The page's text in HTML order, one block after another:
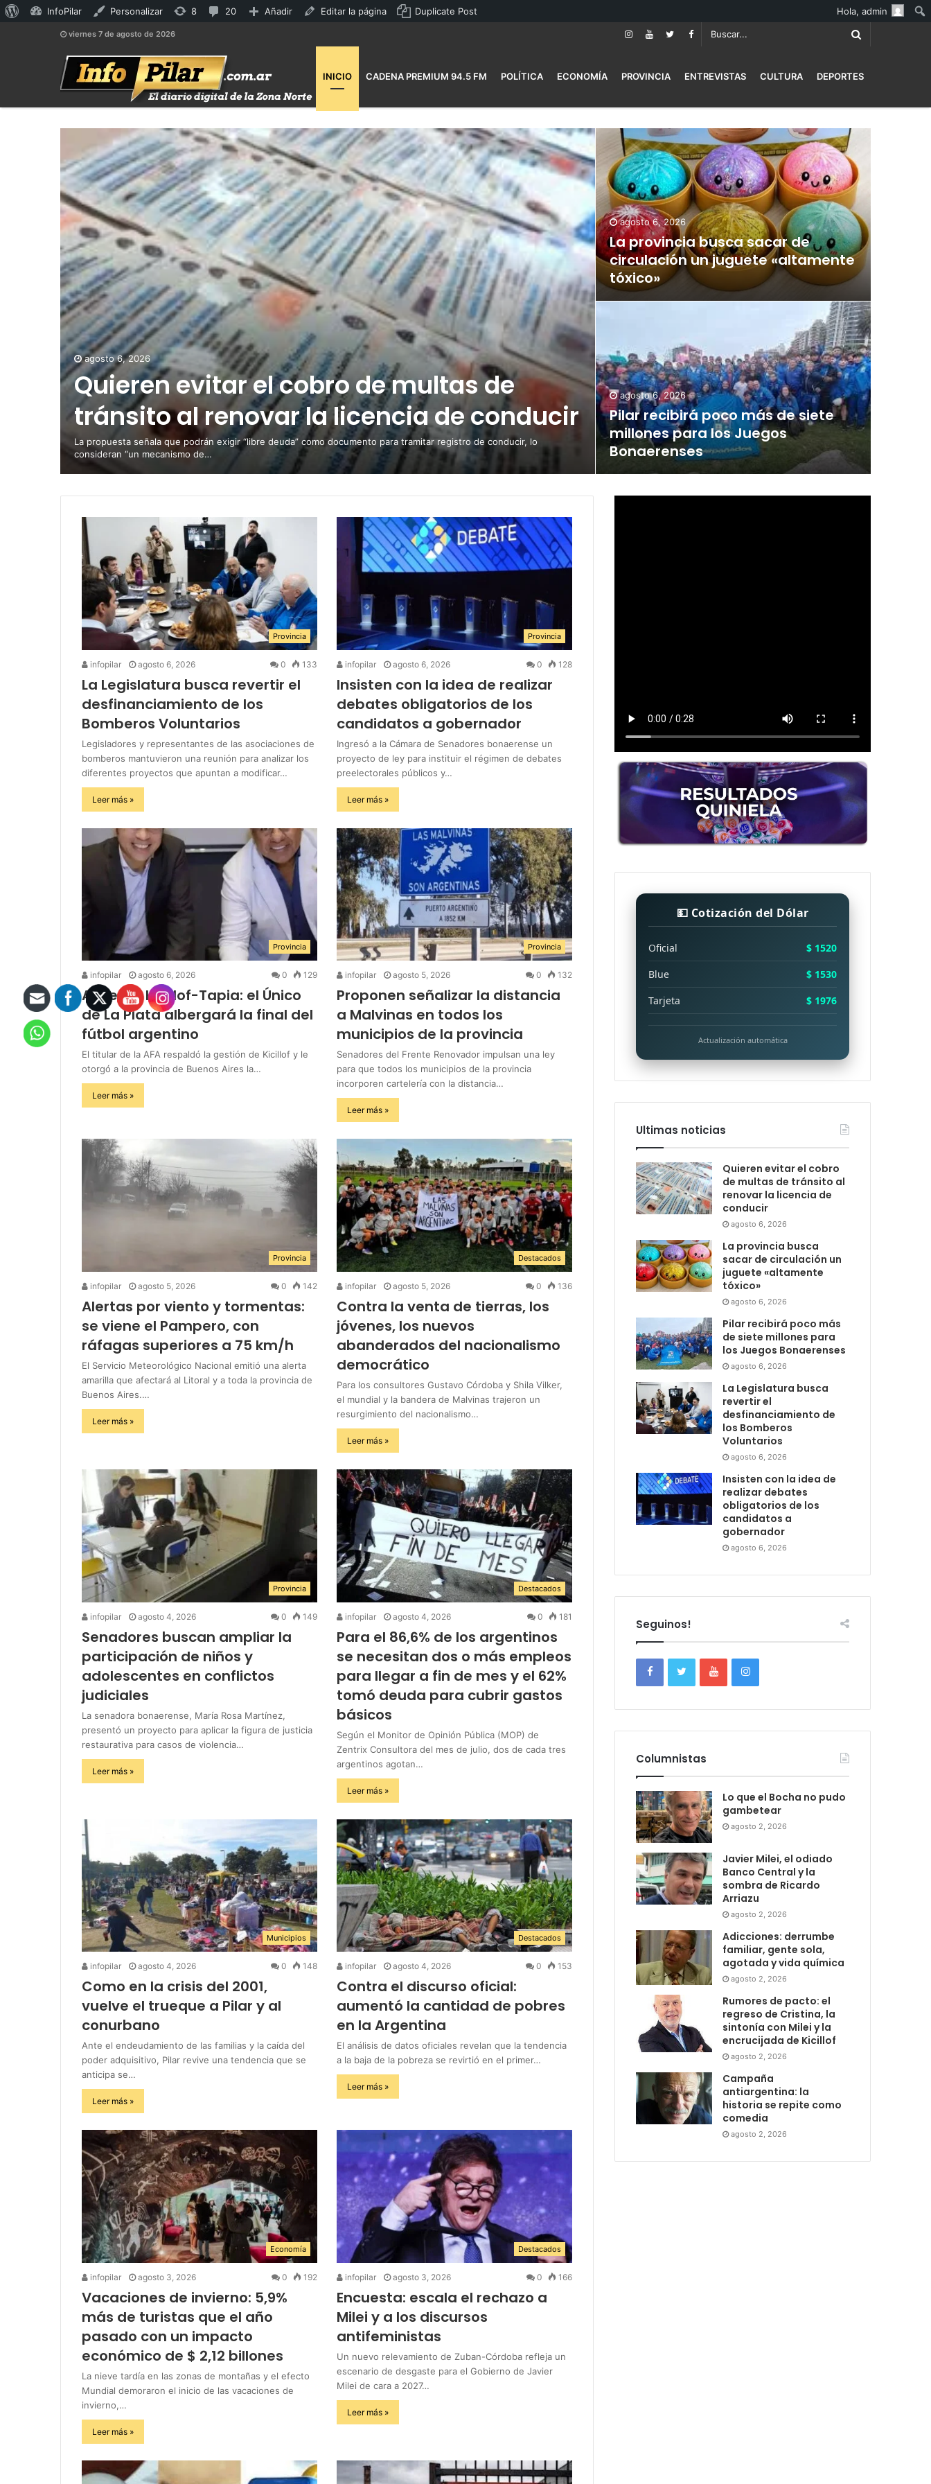
viernes 7 de agosto de 2026
INICIO CADENA PREMIUM 94.5 FM POLÍTICA ECONOMÍA PROVINCIA ENTREVISTAS CULTURA DEPORTES
agosto 6, 2026
Quieren evitar el cobro de multas de
tránsito al renovar la licencia de conducir
La propuesta señala que podrán exigir “libre deuda” como documento para tramitar registro de conducir, lo
consideran “un mecanismo de…
agosto 6, 2026
La provincia busca sacar de
circulación un juguete «altamente
tóxico»
agosto 6, 2026
Pilar recibirá poco más de siete
millones para los Juegos
Bonaerenses
Provincia
infopilar agosto 6, 2026 0 133
La Legislatura busca revertir el
desfinanciamiento de los
Bomberos Voluntarios
Legisladores y representantes de las asociaciones de
bomberos mantuvieron una reunión para analizar los
diferentes proyectos que apuntan a modificar…
Leer más »
Provincia
infopilar agosto 6, 2026 0 128
Insisten con la idea de realizar
debates obligatorios de los
candidatos a gobernador
Ingresó a la Cámara de Senadores bonaerense un
proyecto de ley para instituir el régimen de debates
preelectorales públicos y…
Leer más »
Provincia
infopilar agosto 6, 2026 0 129
Acuerdo Kicillof-Tapia: el Único
de La Plata albergará la final del
fútbol argentino
El titular de la AFA respaldó la gestión de Kicillof y le
otorgó a la provincia de Buenos Aires la…
Leer más »
Provincia
infopilar agosto 5, 2026 0 132
Proponen señalizar la distancia
a Malvinas en todos los
municipios de la provincia
Senadores del Frente Renovador impulsan una ley
para que todos los municipios de la provincia
incorporen cartelería con la distancia…
Leer más »
Provincia
infopilar agosto 5, 2026 0 142
Alertas por viento y tormentas:
se viene el Pampero, con
ráfagas superiores a 75 km/h
El Servicio Meteorológico Nacional emitió una alerta
amarilla que afectará al Litoral y a toda la provincia de
Buenos Aires.…
Leer más »
Destacados
infopilar agosto 5, 2026 0 136
Contra la venta de tierras, los
jóvenes, los nuevos
abanderados del nacionalismo
democrático
Para los consultores Gustavo Córdoba y Shila Vilker,
el mundial y la bandera de Malvinas trajeron un
resurgimiento del nacionalismo…
Leer más »
Provincia
infopilar agosto 4, 2026 0 149
Senadores buscan ampliar la
participación de niños y
adolescentes en conflictos
judiciales
La senadora bonaerense, María Rosa Martínez,
presentó un proyecto para aplicar la figura de justicia
restaurativa para casos de violencia…
Leer más »
Destacados
infopilar agosto 4, 2026 0 181
Para el 86,6% de los argentinos
se necesitan dos o más empleos
para llegar a fin de mes y el 62%
tomó deuda para cubrir gastos
básicos
Según el Monitor de Opinión Pública (MOP) de
Zentrix Consultora del mes de julio, dos de cada tres
argentinos agotan…
Leer más »
Municipios
infopilar agosto 4, 2026 0 148
Como en la crisis del 2001,
vuelve el trueque a Pilar y al
conurbano
Ante el endeudamiento de las familias y la caída del
poder adquisitivo, Pilar revive una tendencia que se
anticipa se…
Leer más »
Destacados
infopilar agosto 4, 2026 0 153
Contra el discurso oficial:
aumentó la cantidad de pobres
en la Argentina
El análisis de datos oficiales revelan que la tendencia
a la baja de la pobreza se revirtió en el primer…
Leer más »
Economía
infopilar agosto 3, 2026 0 192
Vacaciones de invierno: 5,9%
más de turistas que el año
pasado con un impacto
económico de $ 2,12 billones
La nieve tardía en las zonas de montañas y el efecto
Mundial demoraron el inicio de las vacaciones de
invierno,…
Leer más »
Destacados
infopilar agosto 3, 2026 0 166
Encuesta: escala el rechazo a
Milei y a los discursos
antifeministas
Un nuevo relevamiento de Zuban-Córdoba refleja un
escenario de desgaste para el Gobierno de Javier
Milei de cara a 2027…
Leer más »
💵 Cotización del Dólar
Oficial
$ 1520
Blue
$ 1530
Tarjeta
$ 1976
Actualización automática
Ultimas noticias
Quieren evitar el cobro
de multas de tránsito al
renovar la licencia de
conducir
agosto 6, 2026
La provincia busca
sacar de circulación un
juguete «altamente
tóxico»
agosto 6, 2026
Pilar recibirá poco más
de siete millones para
los Juegos Bonaerenses
agosto 6, 2026
La Legislatura busca
revertir el
desfinanciamiento de
los Bomberos
Voluntarios
agosto 6, 2026
Insisten con la idea de
realizar debates
obligatorios de los
candidatos a
gobernador
agosto 6, 2026
Seguinos!
Columnistas
Lo que el Bocha no pudo
gambetear
agosto 2, 2026
Javier Milei, el odiado
Banco Central y la
sombra de Ricardo
Arriazu
agosto 2, 2026
Adicciones: derrumbe
familiar, gente sola,
agotada y vida química
agosto 2, 2026
Rumores de pacto: el
regreso de Cristina, la
sintonía con Milei y la
encrucijada de Kicillof
agosto 2, 2026
Campaña
antiargentina: la
historia se repite como
comedia
agosto 2, 2026
AcercaInfoPilar Personalizar 88
disponibles
2020
moderación
Añadir Editar la página Duplicate Post Hola, admin